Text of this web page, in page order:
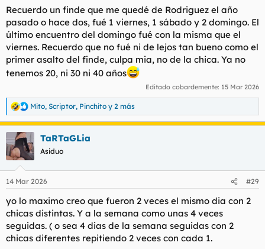
:
Recuerdo un finde que me quedé de Rodriguez el año
pasado o hace dos, fué 1 viernes, 1 sábado y 2 domingo. El
último encuentro del domingo fué con la misma que el
viernes. Recuerdo que no fué ni de lejos tan bueno como el
primer asalto del finde, culpa mia, no de la chica. Ya no
tenemos 20, ni 30 ni 40 años
Editado cobardemente: 15 Mar 2026
R
e
a
c
i
e
:
Mito, Scriptor, Pinchito y 2 más
TaRTaGLia
Asiduo
14 Mar 2026 #29
yo lo maximo creo que fueron 2 veces el mismo dia con 2
chicas distintas. Y a la semana como unas 4 veces
seguidas. ( o sea 4 dias de la semana seguidas con 2
chicas diferentes repitiendo 2 veces con cada 1.